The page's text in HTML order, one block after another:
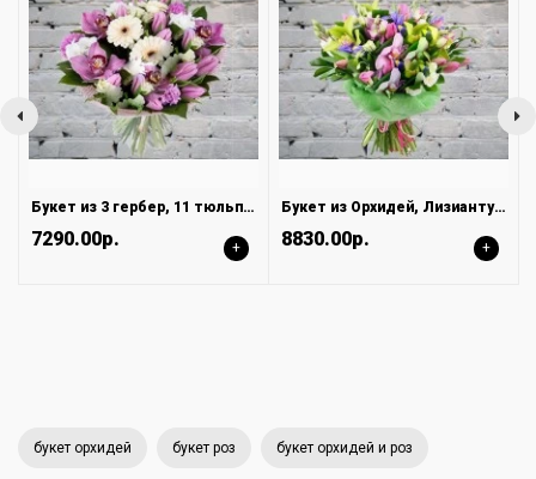
Букет из 3 гербер, 11 тюльпанов и 3 орхидей
7290.00р. +
Букет из Орхидей, Лизиантусов и Ирисов
8830.00р. +
букет орхидей букет роз букет орхидей и роз